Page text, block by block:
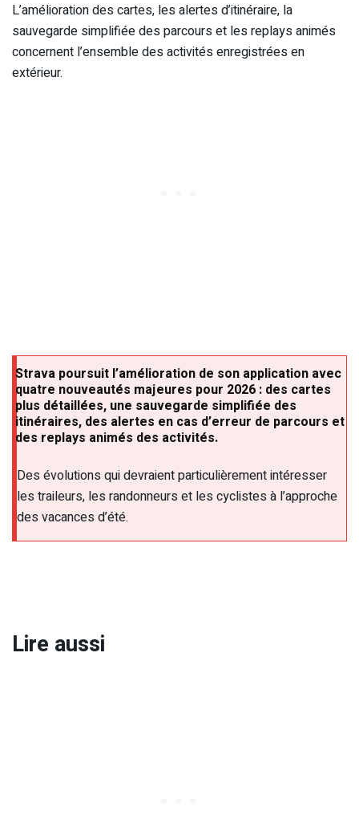
L’amélioration des cartes, les alertes d’itinéraire, la
sauvegarde simplifiée des parcours et les replays animés
concernent l’ensemble des activités enregistrées en
extérieur.
Strava poursuit l’amélioration de son application avec
quatre nouveautés majeures pour 2026 : des cartes
plus détaillées, une sauvegarde simplifiée des
itinéraires, des alertes en cas d’erreur de parcours et
des replays animés des activités.
Des évolutions qui devraient particulièrement intéresser
les traileurs, les randonneurs et les cyclistes à l’approche
des vacances d’été.
Lire aussi